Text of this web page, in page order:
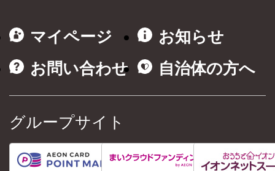
マイページ
お知らせ
お問い合わせ
自治体の方へ
グループサイト